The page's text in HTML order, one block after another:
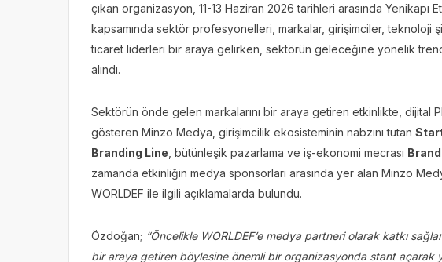
çıkan organizasyon, 11-13 Haziran 2026 tarihleri arasında Yenikapı
kapsamında sektör profesyonelleri, markalar, girişimciler, teknoloji
ticaret liderleri bir araya gelirken, sektörün geleceğine yönelik
alındı.
Sektörün önde gelen markalarını bir araya getiren etkinlikte, dijital
gösteren Minzo Medya, girişimcilik ekosisteminin nabzını tutan
Branding Line , bütünleşik pazarlama ve iş-ekonomi mecrası
zamanda etkinliğin medya sponsorları arasında yer alan Minzo
WORLDEF ile ilgili açıklamalarda bulundu.
Özdoğan; “Öncelikle WORLDEF’e medya partneri olarak katkı
bir araya getiren böylesine önemli bir organizasyonda stant açarak